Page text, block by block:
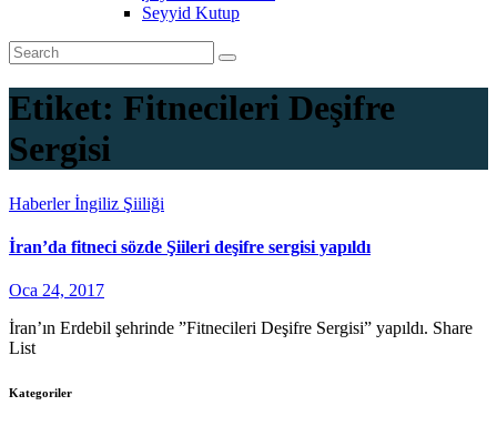
Seyyid Kutup
Etiket: Fitnecileri Deşifre
Sergisi
Haberlerİngiliz Şiiliği
İran’da fitneci sözde Şiileri deşifre sergisi yapıldı
Oca 24, 2017
İran’ın Erdebil şehrinde ”Fitnecileri Deşifre Sergisi” yapıldı. Share
List
Kategoriler